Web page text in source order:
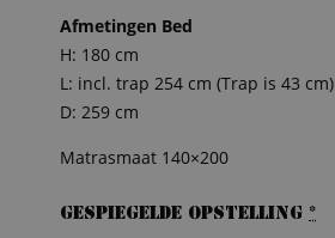
Afmetingen Bed
H: 180 cm
L: incl. trap 254 cm (Trap is 43 cm)
D: 259 cm
Matrasmaat 140×200
Gespiegelde opstelling *